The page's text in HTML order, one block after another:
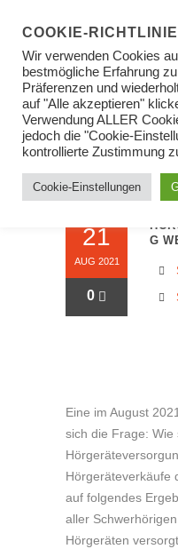
21
AUG 2021
0
G
Eine im August
sich die Frage: Wie
Hörgeräteverkäufe
auf folgendes
aller
Hörgeräten
COOKIE-RICHTLINIE
Wir verwenden Cookies
bestmögliche Erfahrung
Präferenzen und
auf "Alle akzeptieren"
Verwendung ALLER
jedoch die "Cookie-
kontrollierte Zustimmung
Cookie-Einstellungen